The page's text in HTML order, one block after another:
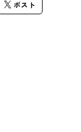
ポスト